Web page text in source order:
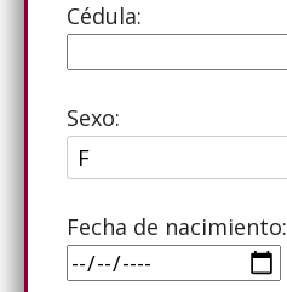
Cédula:
Sexo:
Fecha de nacimiento: